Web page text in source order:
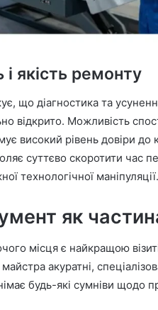
якість ремонту
що діагностика та
відкрито. Можливість
високий рівень довіри до
суттєво скоротити час
технологічної маніпуляції.
як
місця є найкращою
акуратні,
будь-які сумніви щодо